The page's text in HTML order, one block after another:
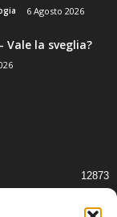
6 Agosto 2026
Vale la sveglia?
12873